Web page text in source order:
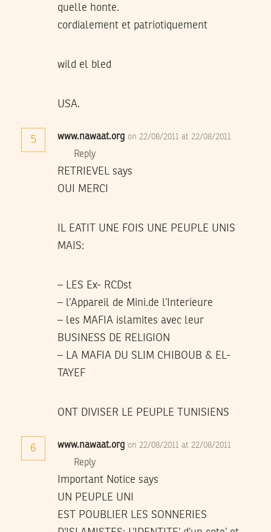
quelle honte.
cordialement et patriotiquement
wild el bled
USA.
5 www.nawaat.org on 22/08/2011 at 22/08/2011
Reply
RETRIEVEL says
OUI MERCI
IL EATIT UNE FOIS UNE PEUPLE UNIS
MAIS:
– LES Ex- RCDst
– l’Appareil de Mini.de l’Interieure
– les MAFIA islamites avec leur
BUSINESS DE RELIGION
– LA MAFIA DU SLIM CHIBOUB & EL-
TAYEF
ONT DIVISER LE PEUPLE TUNISIENS
6 www.nawaat.org on 22/08/2011 at 22/08/2011
Reply
Important Notice says
UN PEUPLE UNI
EST POUBLIER LES SONNERIES